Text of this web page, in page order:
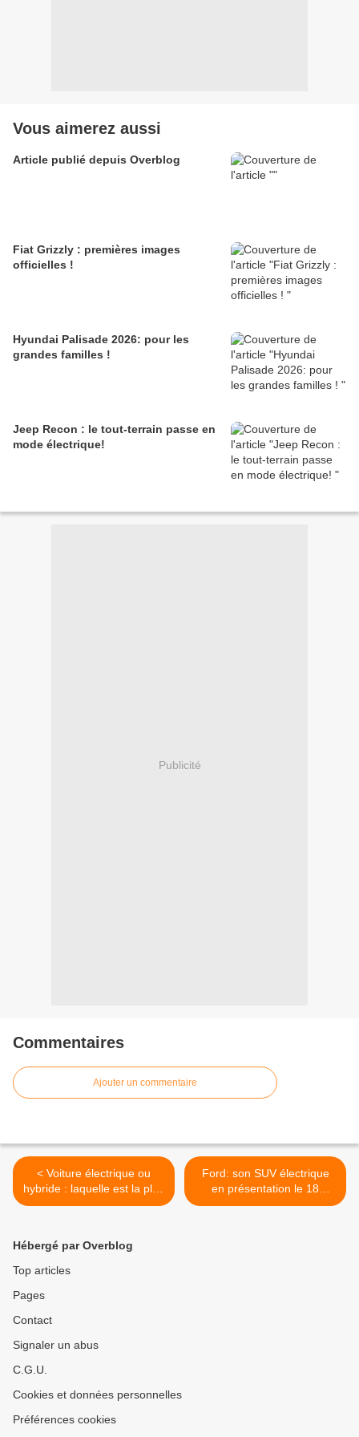
Vous aimerez aussi
Article publié depuis Overblog
Fiat Grizzly : premières images
officielles !
Hyundai Palisade 2026: pour les
grandes familles !
Jeep Recon : le tout-terrain passe en
mode électrique!
Publicité
Commentaires
Ajouter un commentaire
< Voiture électrique ou
hybride : laquelle est la plus
écologique?
Ford: son SUV électrique
en présentation le 18
novembre! >
Hébergé par Overblog
Top articles
Pages
Contact
Signaler un abus
C.G.U.
Cookies et données personnelles
Préférences cookies